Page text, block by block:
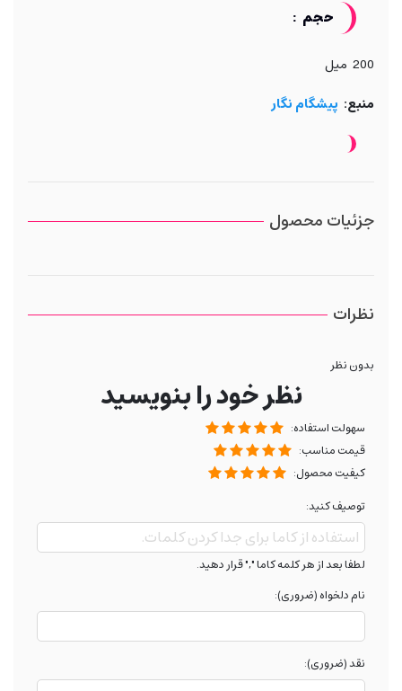
حجم :
200 میل
منبع: پیشگام نگار
جزئیات محصول
نظرات
بدون نظر
نظر خود را بنویسید
سهولت استفاده:
قیمت مناسب:
کیفیت محصول:
توصیف کنید:
لطفا بعد از هر کلمه کاما "," قرار دهید.
نام دلخواه (ضروری):
نقد (ضروری):